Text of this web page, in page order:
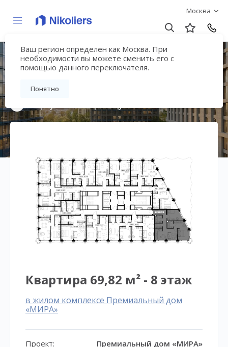
Москва
Ваш регион определен как Москва. При
необходимости вы можете сменить его с
помощью данного переключателя.
Понятно
Премиальный дом
«МИРА»
Квартира 69,82 м² - 8 этаж
в жилом комплексе Премиальный дом
«МИРА»
Проект: Премиальный дом «МИРА»